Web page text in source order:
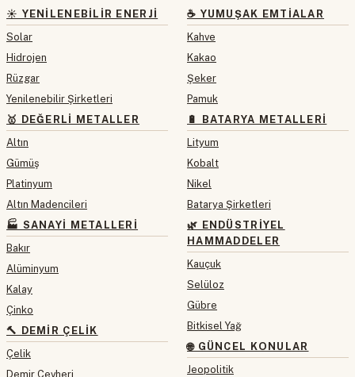
☀️ YENILENEBILIR ENERJI
Solar
Hidrojen
Rüzgar
Yenilenebilir Şirketleri
🥇 DEĞERLI METALLER
Altın
Gümüş
Platinyum
Altın Madencileri
🏭 SANAYI METALLERI
Bakır
Alüminyum
Kalay
Çinko
🔨 DEMIR ÇELIK
Çelik
Demir Cevheri
☕ YUMUŞAK EMTIALAR
Kahve
Kakao
Şeker
Pamuk
🔋 BATARYA METALLERI
Lityum
Kobalt
Nikel
Batarya Şirketleri
🌿 ENDÜSTRIYEL
HAMMADDELER
Kauçuk
Selüloz
Gübre
Bitkisel Yağ
🌐 GÜNCEL KONULAR
Jeopolitik